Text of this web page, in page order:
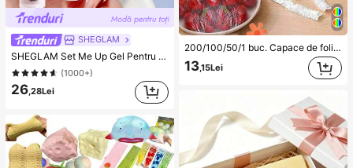
SHEGLAM
SHEGLAM Set Me Up Gel Pentru SprâNcene Brand De FrumusețE Cosmetice Machiaj Pentru Femei șI Fete
(1000+)
26,28Lei
200/100/50/1 buc. Capace de folie adezivă de unelui pentru alimente, capace pentru capul de duș, pungi de shrink multifuncționale de unelui, capace de unelui pentru pantofi, folie adezivă îngroșată pentru bucătărie, capace de unelui pentru conservarea alimentelor în frigider, capace elastice extensibile, pentru uz zilnic
13,15Lei